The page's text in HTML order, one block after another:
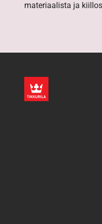
materiaalista ja